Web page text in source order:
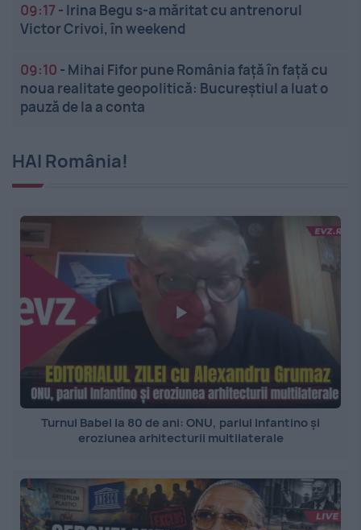
09:17 - Irina Begu s-a măritat cu antrenorul
Victor Crivoi, în weekend
09:10 - Mihai Fifor pune România față în față cu
noua realitate geopolitică: Bucureștiul a luat o
pauză de la a conta
HAI România!
Turnul Babel la 80 de ani: ONU, pariul Infantino și
eroziunea arhitecturii multilaterale